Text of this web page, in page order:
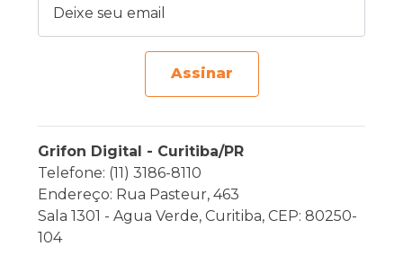
Assinar
Grifon Digital - Curitiba/PR
Telefone: (11) 3186-8110
Endereço: Rua Pasteur, 463
Sala 1301 - Agua Verde, Curitiba, CEP: 80250-
104